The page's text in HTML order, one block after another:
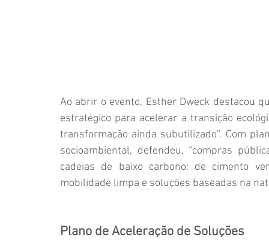
Ao abrir o evento, Esther Dweck destacou
estratégico para acelerar a transição
transformação ainda subutilizado”. Com
socioambiental, defendeu, “compras
cadeias de baixo carbono: de cimento
mobilidade limpa e soluções baseadas na
Plano de Aceleração de Soluções